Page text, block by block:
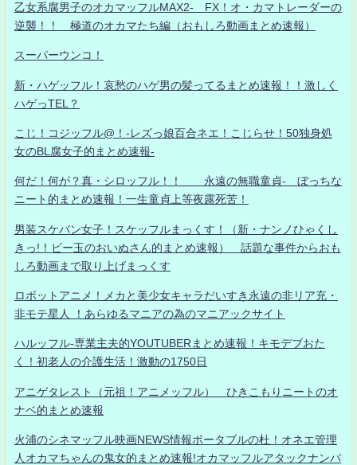
乙女系腐男子のオカマッフルMAX2- FX！オ・カマトレーダーの
逆襲！！ 極道のオカマたち編（おもしろ動画まとめ速報）
スーパーウンコ！
新・ハゲッフル！哀愁のハゲ男の髪ってるまとめ速報！！激しく
ハゲっTEL？
こじ！コジッフル@！-レズっ娘百合ネエ！こじらせ！50独身処
女のBL腐女子的まとめ速報-
何だ！何が？真・シロッフル！！ 永遠の無職童貞- ぼっちな
ニート的まとめ速報！一生童貞上等夜露死苦！
男装スケバン女子！スケッフルまっくす！（新・ナンノひゃくし
きっ!！ビー玉のおいぬさん的まとめ速報） 話題な事件からおも
しろ動画まで取り上げまっくす
ロボットアニメ！メカと美少女キャラだいすき永遠の非リア充・
非モテ星人 ！あらゆるマニアの為のマニアックサイト
ハルッフル-専業主夫的YOUTUBERまとめ速報！キモデブおた
く！初老人の介護生活！激動の1750日
アニゲタレスト（元祖！アニメッフル） ひきこもりニートのオ
ナベ的まとめ速報
火浦のシネマッフル映画NEWS情報ポータブルの杜！オネエ管理
人オカマちゃんの鬼女的まとめ速報!オカマッフルアタックナンバ